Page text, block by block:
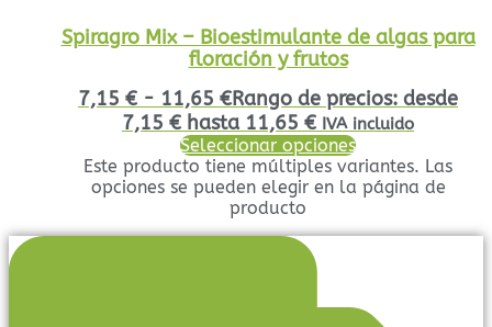
Spiragro Mix – Bioestimulante de algas para
floración y frutos
7,15 € - 11,65 €Rango de precios: desde
7,15 € hasta 11,65 € IVA incluido
Seleccionar opciones
Este producto tiene múltiples variantes. Las
opciones se pueden elegir en la página de
producto